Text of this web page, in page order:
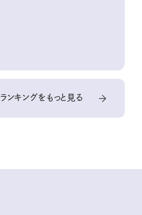
ランキングをもっと見る